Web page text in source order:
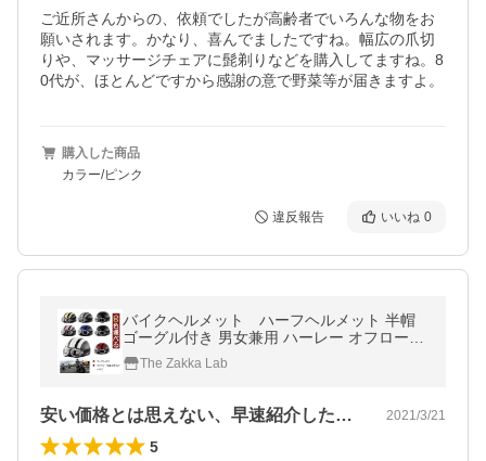
ご近所さんからの、依頼でしたが高齢者でいろんな物をお
願いされます。かなり、喜んでましたですね。幅広の爪切
りや、マッサージチェアに髭剃りなどを購入してますね。8
0代が、ほとんどですから感謝の意で野菜等が届きますよ。
購入した商品
カラー/ピンク
違反報告 いいね 0
バイクヘルメット ハーフヘルメット 半帽
ゴーグル付き 男女兼用 ハーレー オフロード
バイク バイク用品 おしゃれ 春夏 最新 軽便
耐衝撃性 安全バックル
The Zakka Lab
安い価格とは思えない、早速紹介したらす… 2021/3/21
5